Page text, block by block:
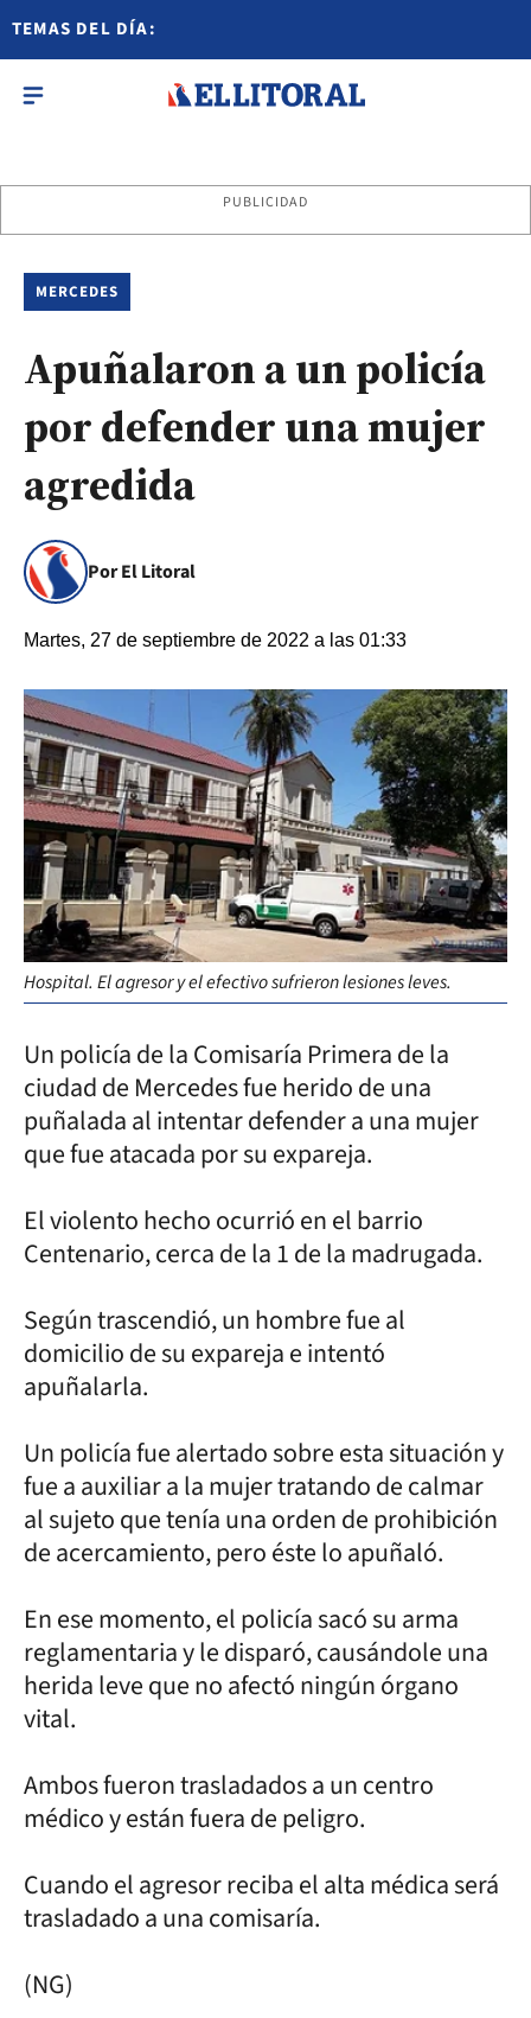
TEMAS DEL DÍA:
PUBLICIDAD
MERCEDES
Apuñalaron a un policía
por defender una mujer
agredida
Por El Litoral
Martes, 27 de septiembre de 2022 a las 01:33
Hospital. El agresor y el efectivo sufrieron lesiones leves.
Un policía de la Comisaría Primera de la
ciudad de Mercedes fue herido de una
puñalada al intentar defender a una mujer
que fue atacada por su expareja.
El violento hecho ocurrió en el barrio
Centenario, cerca de la 1 de la madrugada.
Según trascendió, un hombre fue al
domicilio de su expareja e intentó
apuñalarla.
Un policía fue alertado sobre esta situación y
fue a auxiliar a la mujer tratando de calmar
al sujeto que tenía una orden de prohibición
de acercamiento, pero éste lo apuñaló.
En ese momento, el policía sacó su arma
reglamentaria y le disparó, causándole una
herida leve que no afectó ningún órgano
vital.
Ambos fueron trasladados a un centro
médico y están fuera de peligro.
Cuando el agresor reciba el alta médica será
trasladado a una comisaría.
(NG)